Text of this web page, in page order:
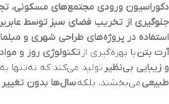
دکوراسیون ورودی مجتمع‌های مسکونی،
جلوگیری از تخریب فضای سبز توسط
استفاده در پروژه‌های طراحی شهری و
آرت بتنبا بهره‌گیری ازتکنولوژی روز و
و زیبایی بی‌نظیرتولید می‌کند که نه‌تنها
طبیعیمی‌بخشند، بلکهسال‌ها بدون تغییر